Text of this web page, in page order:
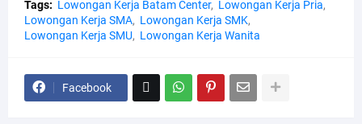
Tags: Lowongan Kerja Batam Center
Lowongan Kerja Pria
Lowongan Kerja SMA
Lowongan Kerja SMK
Lowongan Kerja SMU
Lowongan Kerja Wanita
Facebook